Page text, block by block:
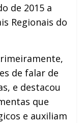
de 2015 a
Regionais do
de falar de
e destacou
que
e auxiliam